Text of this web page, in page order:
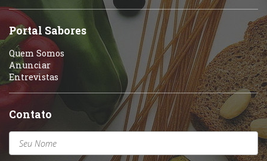
Sobremesas e sorvetes
Portal Sabores
Quem Somos
Anunciar
Entrevistas
Contato